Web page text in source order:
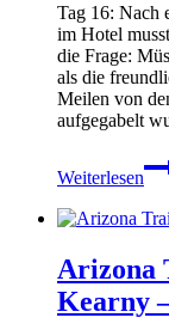
20
Tag 16: Nach
im Hotel
die Frage:
als die
Meilen von
aufgegabelt
Weiterlesen
16
bis
Arizona
Kearny